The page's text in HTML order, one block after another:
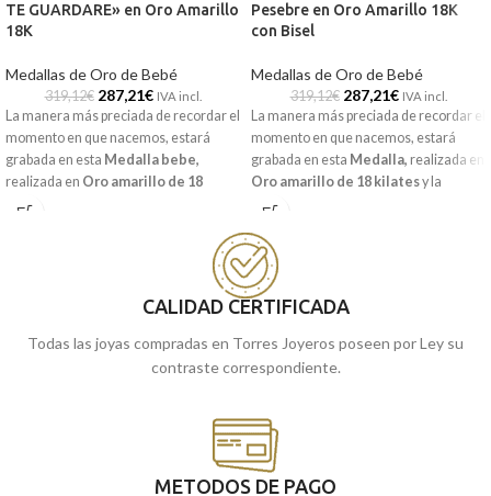
TE GUARDARE» en Oro Amarillo
18K
Medallas de Oro de Bebé
319,12€ 287,21€ IVA incl.
La manera más preciada de recordar el
momento en que nacemos, estará
grabada en esta Medalla bebe,
realizada en Oro amarillo de 18
kilates
online y te la enviamos a casa.
Pesebre en Oro Amarillo 18K
con Bisel
Medallas de Oro de Bebé
319,12€ 287,21€ IVA incl.
La manera más preciada de recordar el
momento en que nacemos, estará
grabada en esta Medalla, realizada en
Oro amarillo de 18 kilatesy la
imagen del
Puedes encontrarla en nuestras
tiendas de Málaga, o comprarla
online y te la enviamos a casa.
CALIDAD CERTIFICADA
Todas las joyas compradas en Torres Joyeros poseen por Ley su
contraste correspondiente.
METODOS DE PAGO